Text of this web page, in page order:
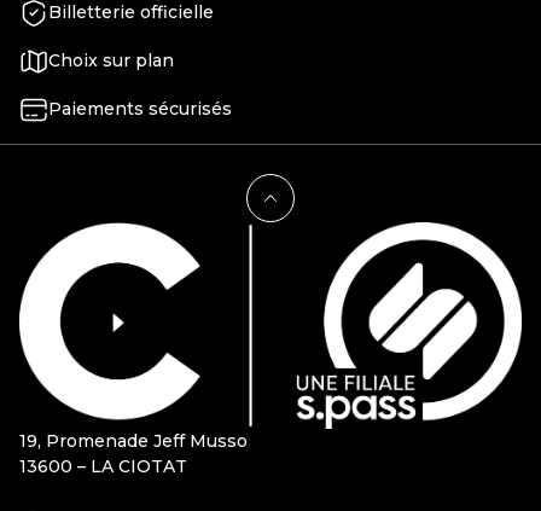
Billetterie officielle
Choix sur plan
Paiements sécurisés
19, Promenade Jeff Musso
13600 – LA CIOTAT